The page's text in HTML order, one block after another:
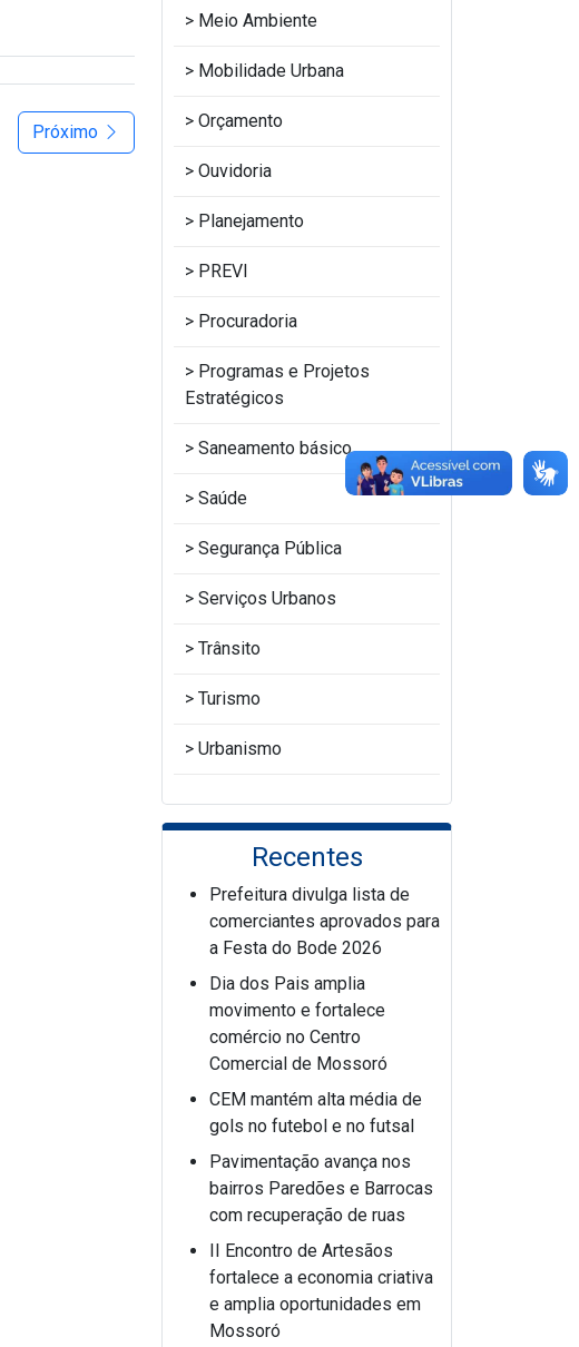
Próximo
Meio Ambiente
Mobilidade Urbana
Orçamento
Ouvidoria
Planejamento
PREVI
Procuradoria
Programas e Projetos
Estratégicos
Saneamento básico
Saúde
Segurança Pública
Serviços Urbanos
Trânsito
Turismo
Urbanismo
Recentes
Prefeitura divulga lista de
comerciantes aprovados para
a Festa do Bode 2026
Dia dos Pais amplia
movimento e fortalece
comércio no Centro
Comercial de Mossoró
CEM mantém alta média de
gols no futebol e no futsal
Pavimentação avança nos
bairros Paredões e Barrocas
com recuperação de ruas
II Encontro de Artesãos
fortalece a economia criativa
e amplia oportunidades em
Mossoró